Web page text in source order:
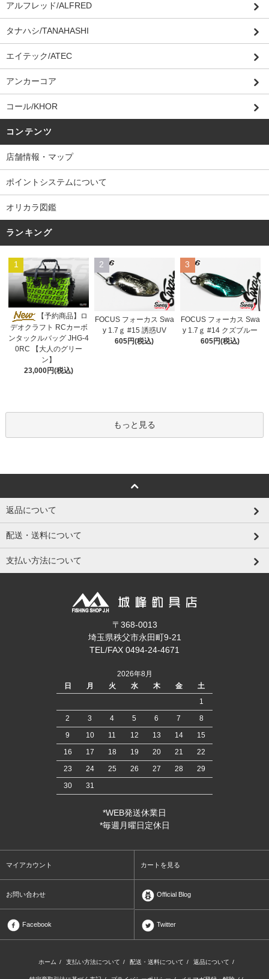
アルフレッド/ALFRED
タナハシ/TANAHASHI
エイテック/ATEC
アンカーコア
コール/KHOR
コンテンツ
店舗情報・マップ
ポイントシステムについて
オリカラ図鑑
ランキング
1
【予約商品】ロ
デオクラフト RCカーボ
ンタックルバッグ JHG-4
0RC 【大人のグリー
ン】
23,000円(税込)
2
FOCUS フォーカス Swa
y 1.7ｇ #15 誘惑UV
605円(税込)
3
FOCUS フォーカス Swa
y 1.7ｇ #14 クズブルー
605円(税込)
もっと見る
返品について
配送・送料について
支払い方法について
〒368-0013
埼玉県秩父市永田町9-21
TEL/FAX 0494-24-4671
2026年8月
日
月 火 水 木 金
土
1
2
3 4 5 6 7
8
9
10 11 12 13 14
15
16
17 18 19 20 21
22
23
24 25 26 27 28
29
30
31
*WEB発送休業日
*毎週月曜日定休日
マイアカウント カートを見る
お問い合わせ Official Blog
Facebook Twitter
ホーム / 支払い方法について / 配送・送料について / 返品について /